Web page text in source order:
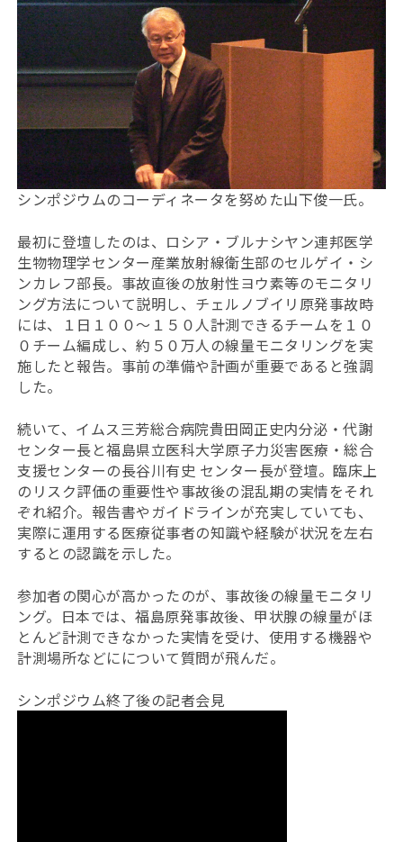
シンポジウムのコーディネータを努めた山下俊一氏。
最初に登壇したのは、ロシア・ブルナシヤン連邦医学
生物物理学センター産業放射線衛生部のセルゲイ・シ
ンカレフ部長。事故直後の放射性ヨウ素等のモニタリ
ング方法について説明し、チェルノブイリ原発事故時
には、１日１００〜１５０人計測できるチームを１０
０チーム編成し、約５０万人の線量モニタリングを実
施したと報告。事前の準備や計画が重要であると強調
した。
続いて、イムス三芳総合病院貴田岡正史内分泌・代謝
センター長と福島県立医科大学原子力災害医療・総合
支援センターの長谷川有史 センター長が登壇。臨床上
のリスク評価の重要性や事故後の混乱期の実情をそれ
ぞれ紹介。報告書やガイドラインが充実していても、
実際に運用する医療従事者の知識や経験が状況を左右
するとの認識を示した。
参加者の関心が高かったのが、事故後の線量モニタリ
ング。日本では、福島原発事故後、甲状腺の線量がほ
とんど計測できなかった実情を受け、使用する機器や
計測場所などにについて質問が飛んだ。
シンポジウム終了後の記者会見